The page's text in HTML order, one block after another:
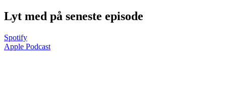
Lyt med på seneste episode
Spotify
Apple Podcast